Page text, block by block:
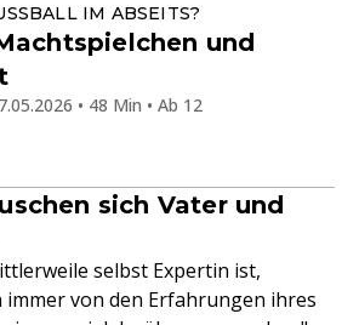
IM ABSEITS?
und
• 48 Min • Ab 12
sich Vater und
selbst Expertin ist,
von den Erfahrungen ihres